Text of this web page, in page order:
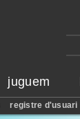
juguem
registre d'usuari